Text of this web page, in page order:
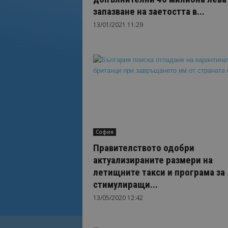
запазване на заетостта в...
13/01/2021 11:29
София
Правителството одобри
актуализираните размери на
летищните такси и програма за
стимулиращи...
13/05/2020 12:42